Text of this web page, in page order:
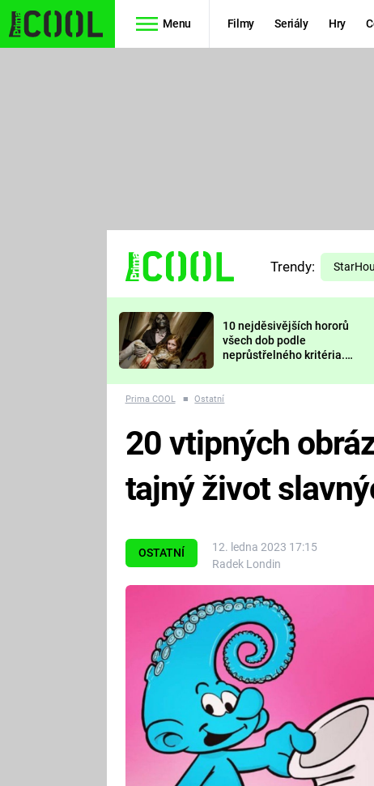
Menu Filmy Seriály Hry
TŘESKU
FUTURAMA
PREDÁTOR
Trendy:
10 nejděsivějších hororů
všech dob podle
neprůstřelného kritéria.
nejvíc zvednou tep?
Prima COOL ■ Ostatní
OSTATNÍ
12. ledna 2023 17:15
Radek Londin
20 vtipných
tajný život